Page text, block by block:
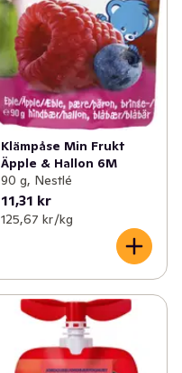
Klämpåse Min Frukt
Äpple & Hallon 6M
90 g, Nestlé
11,31 kr
125,67 kr /kg